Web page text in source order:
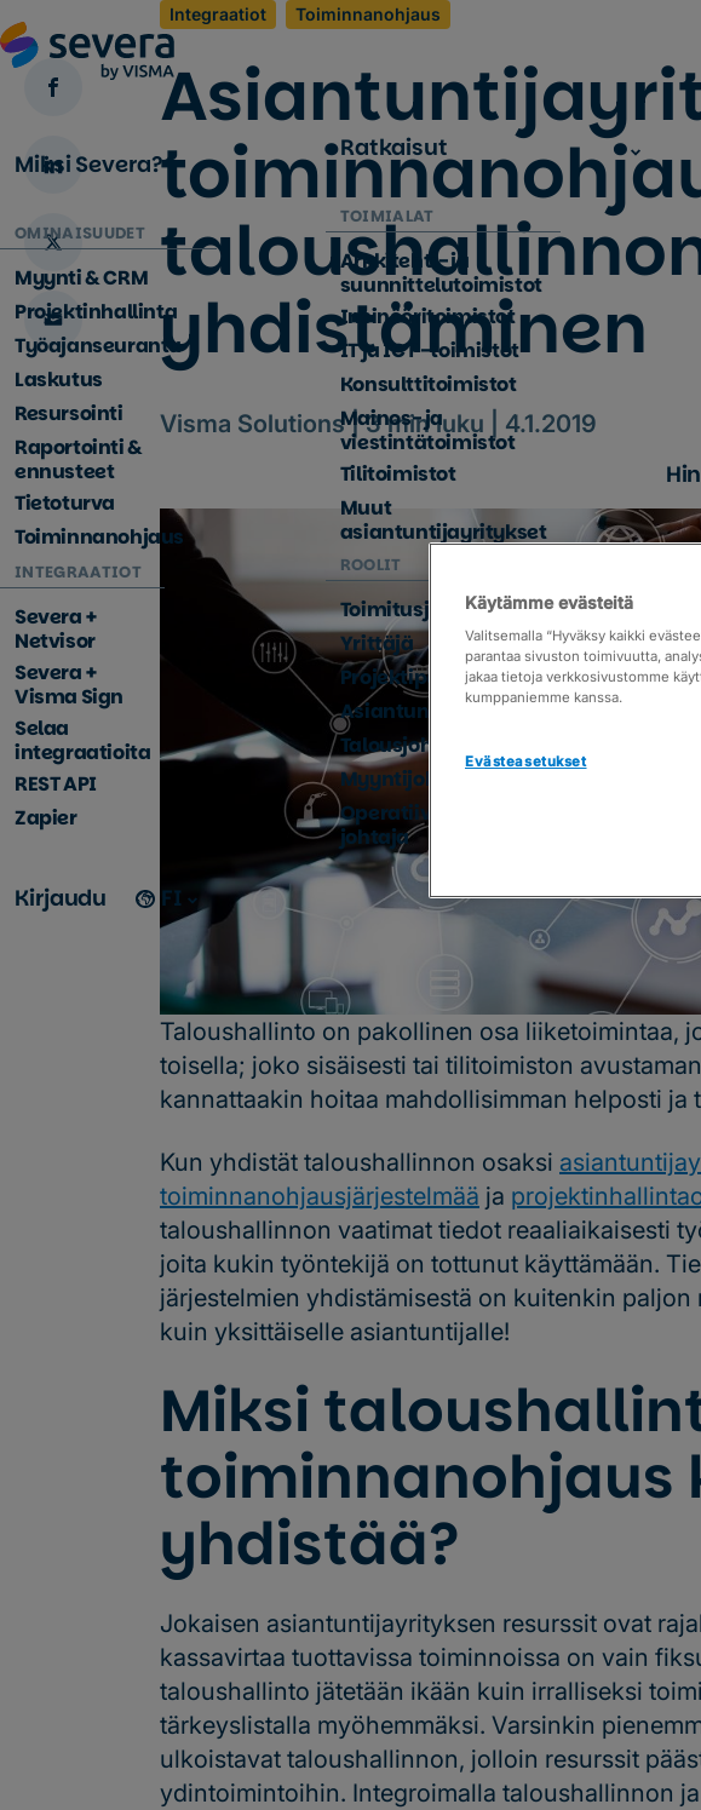
Miksi Severa?
OMINAISUUDET
Myynti & CRM
Projektinhallinta
Työajanseuranta
Laskutus
Resursointi
Raportointi &
ennusteet
Tietoturva
Toiminnanohjaus
INTEGRAATIOT
Severa +
Netvisor
Severa +
Visma Sign
Selaa
integraatioita
REST API
Zapier
Ratkaisut
TOIMIALAT
Arkkitehti- ja
suunnittelutoimistot
Insinööritoimistot
IT ja ICT -toimistot
Konsulttitoimistot
Mainos- ja
viestintätoimistot
Tilitoimistot
Muut
asiantuntijayritykset
ROOLIT
Toimitusjohtaja
Yrittäjä
Projektipäällikkö
Asiantuntija
Talousjohtaja
Myyntijohtaja
Operatiivinen
johtaja
Kirjaudu FI
Integraatiot Toiminnanohjaus
yhdistäminen
Visma Solutions |3min luku | 4.1.2019
Taloushallinto on pakollinen osa liiketoimintaa,
toisella; joko sisäisesti tai tilitoimiston
kannattaakin hoitaa mahdollisimman helposti ja
Kun yhdistät taloushallinnon osaksi
toiminnanohjausjärjestelmää ja
taloushallinnon vaatimat tiedot reaaliaikaisesti
joita kukin työntekijä on tottunut käyttämään.
järjestelmien yhdistämisestä on kuitenkin
kuin yksittäiselle asiantuntijalle!
Miksi
toiminnanohjaus
yhdistää?
Jokaisen asiantuntijayrityksen resurssit ovat
kassavirtaa tuottavissa toiminnoissa on vain
taloushallinto jätetään ikään kuin irralliseksi
tärkeyslistalla myöhemmäksi. Varsinkin
ulkoistavat taloushallinnon, jolloin resurssit
ydintoimintoihin. Integroimalla taloushallinnon
Käytämme evästeitä
Valitsemalla “Hyväksy kaikki
parantaa sivuston toimivuutta,
jakaa tietoja verkkosivustomme
kumppaniemme kanssa.
Evästeasetukset